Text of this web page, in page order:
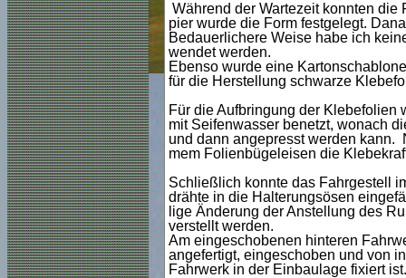
Während der Wartezeit konnten
pier wurde die Form festgelegt.
Bedauerlichere Weise habe ich
wendet werden.
Ebenso wurde eine
für die Herstellung schwarze
Für die Aufbringung der
mit Seifenwasser benetzt, wonach
und dann angepresst werden kann.
mem Folienbügeleisen die
Schließlich konnte das Fahrgestell
drähte in die Halterungsösen
lige Änderung der Anstellung des
verstellt werden.
Am eingeschobenen hinteren
angefertigt, eingeschoben und von
Fahrwerk in der Einbaulage fixiert ist.